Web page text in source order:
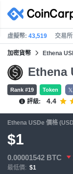
虛擬幣: 43,519 交易
加密貨幣 Ethena
Ethena
Rank #19 Token
𝕏
評級:
4.4
Ethena USDe 價格
$1
0.00001542 BTC
最低價: $1